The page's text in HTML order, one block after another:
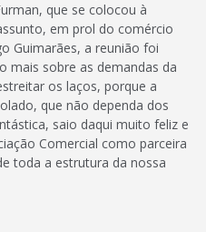
que se colocou à
em prol do comércio
Guimarães, a reunião foi
mais sobre as demandas da
os laços, porque a
que não dependa dos
saio daqui muito feliz e
Comercial como parceira
toda a estrutura da nossa